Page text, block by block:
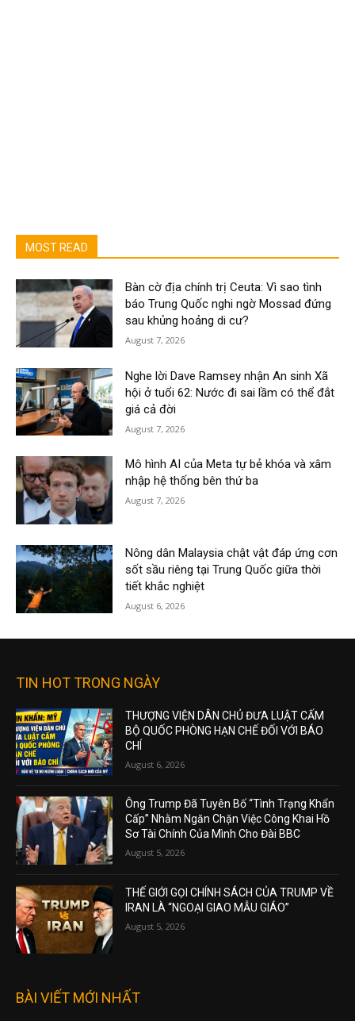
MOST READ
Bàn cờ địa chính trị Ceuta: Vì sao tình
báo Trung Quốc nghi ngờ Mossad đứng
sau khủng hoảng di cư?
August 7, 2026
Nghe lời Dave Ramsey nhận An sinh Xã
hội ở tuổi 62: Nước đi sai lầm có thể đắt
giá cả đời
August 7, 2026
Mô hình AI của Meta tự bẻ khóa và xâm
nhập hệ thống bên thứ ba
August 7, 2026
Nông dân Malaysia chật vật đáp ứng cơn
sốt sầu riêng tại Trung Quốc giữa thời
tiết khắc nghiệt
August 6, 2026
TIN HOT TRONG NGÀY
THƯỢNG VIỆN DÂN CHỦ ĐƯA LUẬT CẤM
BỘ QUỐC PHÒNG HẠN CHẾ ĐỐI VỚI BÁO
CHÍ
August 6, 2026
Ông Trump Đã Tuyên Bố “Tình Trạng Khẩn
Cấp” Nhằm Ngăn Chặn Việc Công Khai Hồ
Sơ Tài Chính Của Mình Cho Đài BBC
August 5, 2026
THẾ GIỚI GỌI CHÍNH SÁCH CỦA TRUMP VỀ
IRAN LÀ “NGOẠI GIAO MẪU GIÁO”
August 5, 2026
BÀI VIẾT MỚI NHẤT